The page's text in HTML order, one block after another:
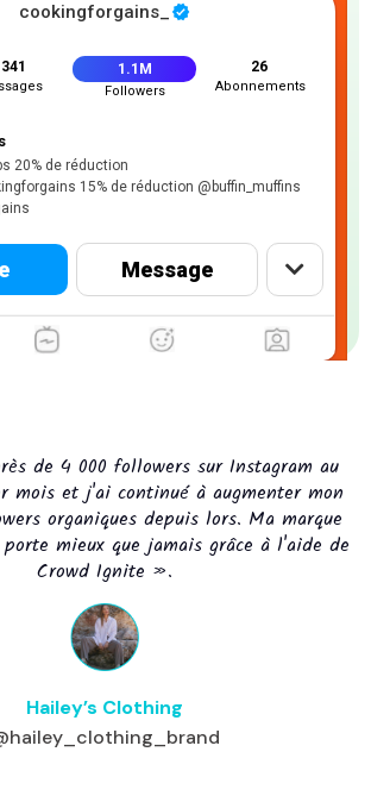
cookingforgains_
1.1M
Followers
26
Abonnements
20% de réduction
15% de réduction @buffin_muffins
Message
de 4 000 followers sur Instagram au
mois et j'ai continué à augmenter mon
organiques depuis lors. Ma marque
mieux que jamais grâce à l'aide de
Crowd Ignite ».
Hailey’s Clothing